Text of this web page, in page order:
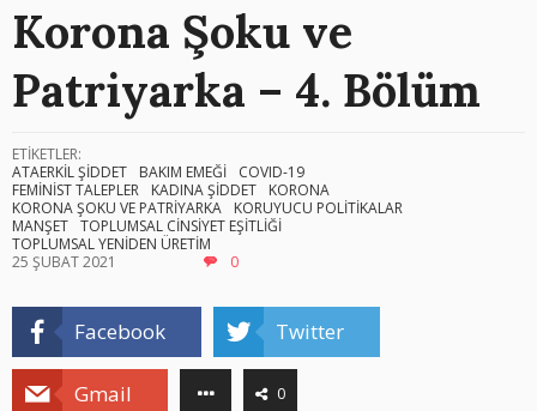
Korona Şoku ve
Patriyarka – 4. Bölüm
ETİKETLER:
ATAERKİL ŞİDDET
BAKIM EMEĞİ
COVID-19
FEMİNİST TALEPLER
KADINA ŞİDDET
KORONA
KORONA ŞOKU VE PATRİYARKA
KORUYUCU POLİTİKALAR
MANŞET TOPLUMSAL CİNSİYET EŞİTLİĞİ
TOPLUMSAL YENİDEN ÜRETİM
25 ŞUBAT 2021
0
Facebook Twitter
Gmail 0